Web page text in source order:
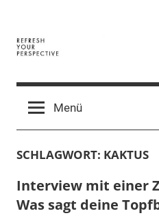
springen
Terminal
Y
Digital
BusinessMenü
SCHLAGWORT: KAKTUS
Interview mit einer
Was sagt deine